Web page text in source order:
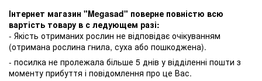
Інтернет магазин "Megasad" поверне повністю всю
вартість товару в с ледующем разі:
- Якість отриманих рослин не відповідає очікуванням
(отримана рослина гнила, суха або пошкоджена).
- посилка не пролежала більше 5 днів у відділенні пошти з
моменту прибуття і повідомлення про це Вас.